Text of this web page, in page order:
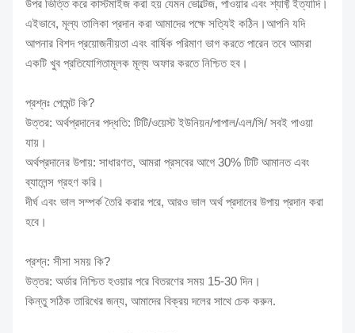
উপর ভিত্তি করে কাস্টমাইজ করা হয় যেমন ভোল্টেজ, পাওয়ার এবং শ্যাফ্ট ইত্যাদি।
এইভাবে, মূল্য তালিকা প্রদান করা আমাদের পক্ষে সত্যিই কঠিন।আপনি যদি
আপনার বিশদ প্রয়োজনীয়তা এবং বার্ষিক পরিমাণ ভাগ করতে পারেন তবে আমরা
একটি খুব প্রতিযোগিতামূলক মূল্য অফার করতে নিশ্চিত হব।
প্রশ্নঃ পেমেন্ট কি?
উত্তর: অর্থপ্রদানের পদ্ধতি: টিটি/ওয়েস্ট ইউনিয়ন/পাপাল/এল/সি/ সবই পাওয়া
যায়।
অর্থপ্রদানের উপায়: সাধারণত, আমরা প্রসবের আগে 30% টিটি আমানত এবং
ব্যালেন্স গ্রহণ করি।
দীর্ঘ এবং ভাল সম্পর্ক তৈরি করার পরে, আরও ভাল অর্থ প্রদানের উপায় প্রদান করা
হবে।
প্রশ্ন: সীসা সময় কি?
উত্তর: অর্ডার নিশ্চিত হওয়ার পরে বিতরণের সময় 15-30 দিন।
কিন্তু সঠিক তারিখের জন্য, আমাদের বিক্রয় দলের সাথে চেক করুন.